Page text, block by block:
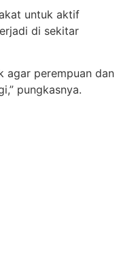
untuk aktif
di sekitar
agar perempuan dan
pungkasnya.